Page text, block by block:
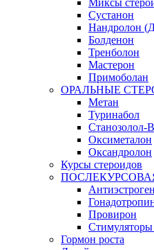
Миксы
Сустанон
Нандролон
Болденон
Тренболон
Мастерон
Примоболан
ОРАЛЬНЫЕ
Метан
Туринабол
Станозолол-
Оксиметалон
Оксандролон
Курсы стероидов
Провирон
Гормон роста